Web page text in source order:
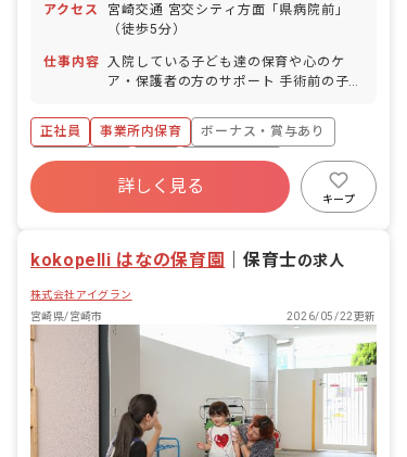
アクセス
宮崎交通 宮交シティ方面「県病院前」
（徒歩5分）
仕事内容
入院している子ども達の保育や心のケ
ア・保護者の方のサポート 手術前の子ど
行います。夕涼み会・クリスマス会・節
分等の季節に応じた行事も行っていま
す。
正社員 事業所内保育
ボーナス・賞与あり
社会保険完備
有給
福利厚生充実
昇給昇進あり
産休育休制度
詳しく見る
キープ
kokopelli はなの保育園 保育士の求人
株式会社アイグラン
宮崎県/宮崎市
2026/05/22更新